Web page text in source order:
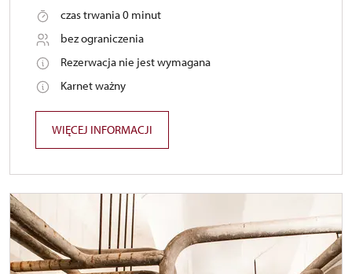
czas trwania 0 minut
bez ograniczenia
Rezerwacja nie jest wymagana
Karnet ważny
WIĘCEJ INFORMACJI